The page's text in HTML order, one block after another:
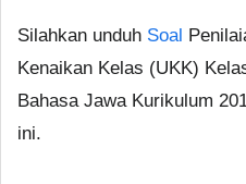
Silahkan unduh Soal
Kenaikan Kelas (UKK)
Bahasa Jawa Kurikulum
ini.